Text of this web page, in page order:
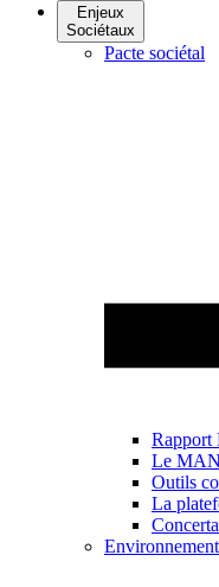
Enjeux
Sociétaux
Pacte sociétal
Rapport
Le
Outils
La